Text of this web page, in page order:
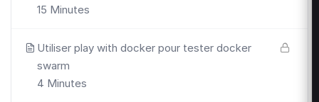
15 Minutes
Utiliser play with docker pour tester docker
swarm
4 Minutes